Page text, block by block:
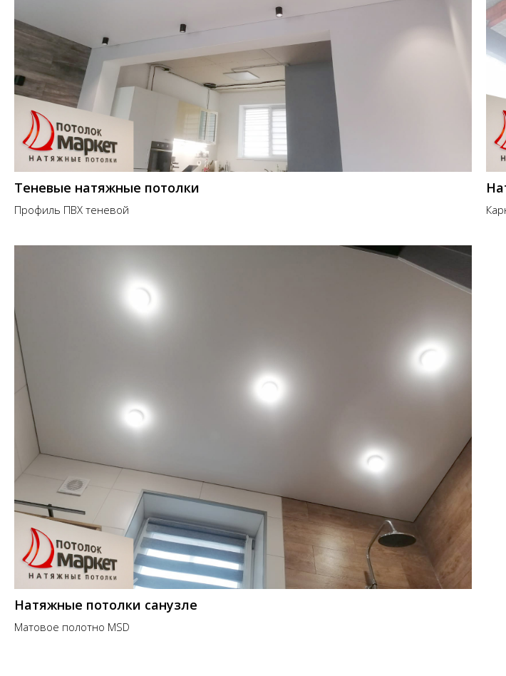
Теневые натяжные потолки
Профиль ПВХ теневой
Натяжные потолки санузле
Матовое полотно MSD